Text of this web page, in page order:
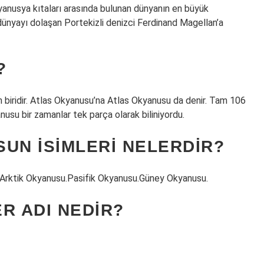
kıtaları arasında bulunan dünyanın en büyük
dolaşan Portekizli denizci Ferdinand Magellan’a
Atlas Okyanusu’na Atlas Okyanusu da denir. Tam 106
bir zamanlar tek parça olarak biliniyordu.
ISIMLERI NELERDIR?
Okyanusu.Pasifik Okyanusu.Güney Okyanusu.
ADI NEDIR?